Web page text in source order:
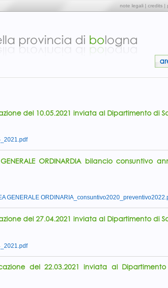
note legali | credits |
del 10.05.2021 inviata al Dipartimento di
GENERALE ORDINARDIA bilancio
GENERALE
del 27.04.2021 inviata al Dipartimento di
del 22.03.2021 inviata al